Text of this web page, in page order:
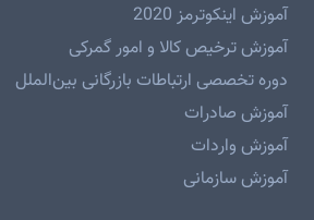
آموزش اینکوترمز 2020
آموزش ترخیص کالا و امور گمرکی
دوره تخصصی ارتباطات بازرگانی بین‌الملل
آموزش صادرات
آموزش واردات
آموزش سازمانی